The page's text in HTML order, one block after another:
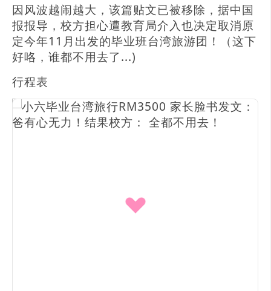
因风波越闹越大，该篇贴文已被移除，据中国
报报导，校方担心遭教育局介入也决定取消原
定今年11月出发的毕业班台湾旅游团！（这下
好咯，谁都不用去了...)
行程表